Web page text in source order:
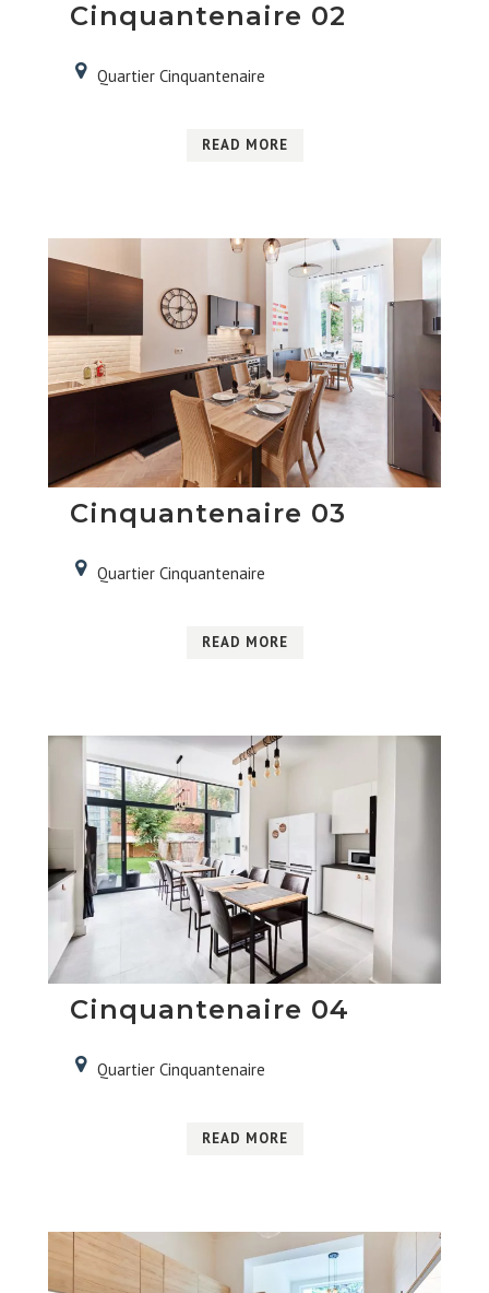
Cinquantenaire 02
Quartier Cinquantenaire
READ MORE
Cinquantenaire 03
Quartier Cinquantenaire
READ MORE
Cinquantenaire 04
Quartier Cinquantenaire
READ MORE